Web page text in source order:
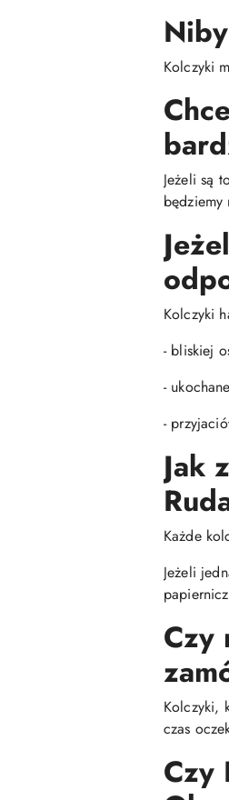
Kolczyki
Jeżeli są
będziemy
Kolczyki
- bliskiej
-
-
Jak
Każde
Jeżeli
Czy
Kolczyki,
czas
Czy